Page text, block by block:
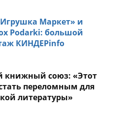
Маркет» и
Podarki: большой
КИНДЕРinfo
книжный союз: «Этот
переломным для
литературы»